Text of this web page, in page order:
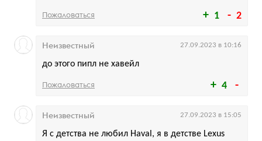
1 2
Пожаловаться
4
до этого пипл не хавейл
Неизвестный 27.09.2023 в 10:16
Пожаловаться
Я с детства не любил Haval, я в детстве Lexus
Неизвестный 27.09.2023 в 15:05